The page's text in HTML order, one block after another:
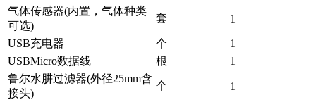
气体传感器(内置，气体种类
可选)
套 1
USB充电器 个
1
USBMicro数据线
根
1
鲁尔水肼过滤器(外径25mm含
接头)
个 1